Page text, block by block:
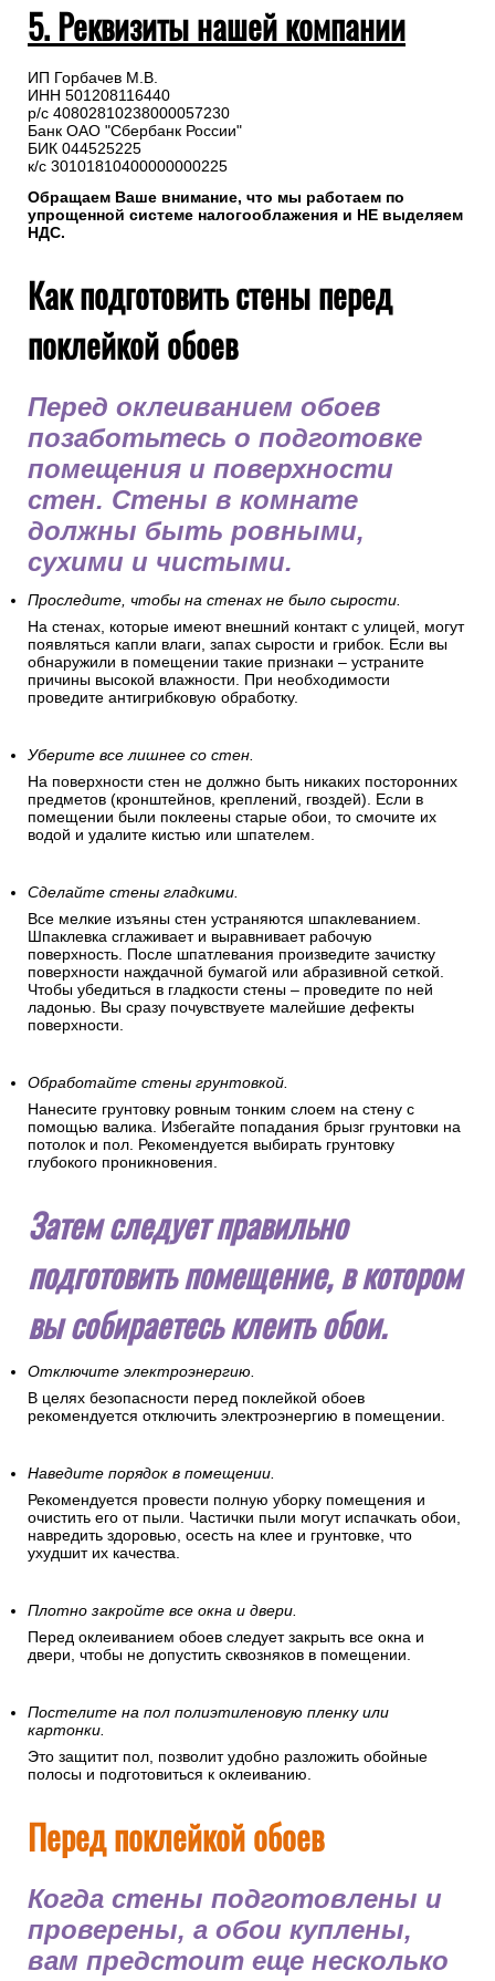
5. Реквизиты нашей компании
ИП Горбачев М.В.
ИНН 501208116440
р/с 40802810238000057230
Банк ОАО "Сбербанк России"
БИК 044525225
к/с 30101810400000000225
Обращаем Ваше внимание, что мы работаем по
упрощенной системе налогооблажения и НЕ выделяем
НДС.
Как подготовить стены перед
поклейкой обоев
Перед оклеиванием обоев
позаботьтесь о подготовке
помещения и поверхности
стен. Стены в комнате
должны быть ровными,
сухими и чистыми.
Проследите, чтобы на стенах не было сырости.
На стенах, которые имеют внешний контакт с улицей, могут
появляться капли влаги, запах сырости и грибок. Если вы
обнаружили в помещении такие признаки – устраните
причины высокой влажности. При необходимости
проведите антигрибковую обработку.
Уберите все лишнее со стен.
На поверхности стен не должно быть никаких посторонних
предметов (кронштейнов, креплений, гвоздей). Если в
помещении были поклеены старые обои, то смочите их
водой и удалите кистью или шпателем.
Сделайте стены гладкими.
Все мелкие изъяны стен устраняются шпаклеванием.
Шпаклевка сглаживает и выравнивает рабочую
поверхность. После шпатлевания произведите зачистку
поверхности наждачной бумагой или абразивной сеткой.
Чтобы убедиться в гладкости стены – проведите по ней
ладонью. Вы сразу почувствуете малейшие дефекты
поверхности.
Обработайте стены грунтовкой.
Нанесите грунтовку ровным тонким слоем на стену с
помощью валика. Избегайте попадания брызг грунтовки на
потолок и пол. Рекомендуется выбирать грунтовку
глубокого проникновения.
Затем следует правильно
подготовить помещение, в котором
вы собираетесь клеить обои.
Отключите электроэнергию.
В целях безопасности перед поклейкой обоев
рекомендуется отключить электроэнергию в помещении.
Наведите порядок в помещении.
Рекомендуется провести полную уборку помещения и
очистить его от пыли. Частички пыли могут испачкать обои,
навредить здоровью, осесть на клее и грунтовке, что
ухудшит их качества.
Плотно закройте все окна и двери.
Перед оклеиванием обоев следует закрыть все окна и
двери, чтобы не допустить сквозняков в помещении.
Постелите на пол полиэтиленовую пленку или
картонки.
Это защитит пол, позволит удобно разложить обойные
полосы и подготовиться к оклеиванию.
Перед поклейкой обоев
Когда стены подготовлены и
проверены, а обои куплены,
вам предстоит еще несколько